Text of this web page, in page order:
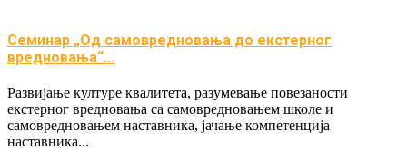
Семинар „Од самовредновања до екстерног
вредновања“…
Развијање културе квалитета, разумевање повезаности
екстерног вредновања са самовредновањем школе и
самовредновањем наставника, јачање компетенција
наставника...